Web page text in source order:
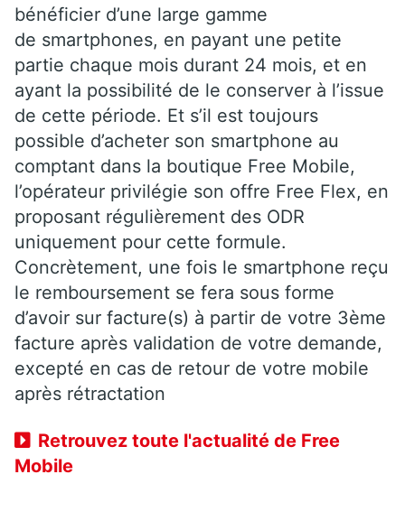
bénéficier d’une large gamme
de smartphones, en payant une petite
partie chaque mois durant 24 mois, et en
ayant la possibilité de le conserver à l’issue
de cette période. Et s’il est toujours
possible d’acheter son smartphone au
comptant dans la boutique Free Mobile,
l’opérateur privilégie son offre Free Flex, en
proposant régulièrement des ODR
uniquement pour cette formule.
Concrètement, une fois le smartphone reçu
le remboursement se fera sous forme
d’avoir sur facture(s) à partir de votre 3ème
facture après validation de votre demande,
excepté en cas de retour de votre mobile
après rétractation
Retrouvez toute l'actualité de Free
Mobile